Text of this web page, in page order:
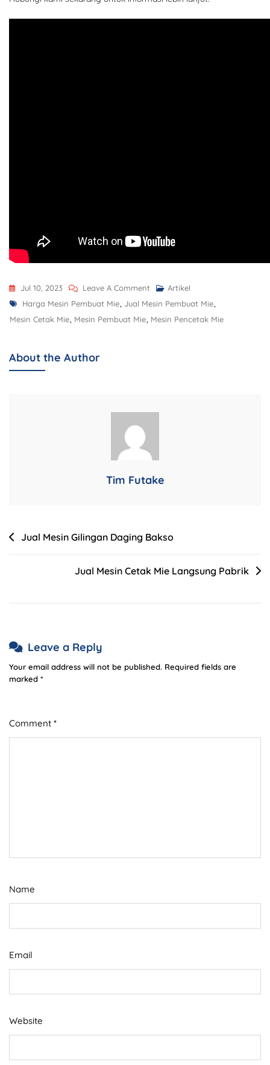
Jul 10, 2023 Leave A Comment
Artikel
Harga Mesin Pembuat Mie Jual Mesin Pembuat Mie
Mesin Cetak Mie Mesin Pembuat Mie Mesin Pencetak Mie
About the Author
Tim Futake
Jual Mesin Gilingan Daging Bakso
Jual Mesin Cetak Mie Langsung Pabrik
Leave a Reply
Your email address will not be published. Required fields are
marked *
Comment *
Name
Email
Website